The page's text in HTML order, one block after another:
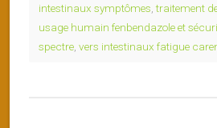
intestinaux symptômes ,traitement
usage humain fenbendazole et
spectre vers intestinaux fatigue